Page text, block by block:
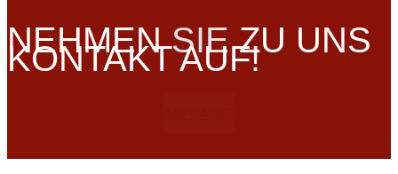
NEHMENSIEZU UNS
KONTAKT AUF!